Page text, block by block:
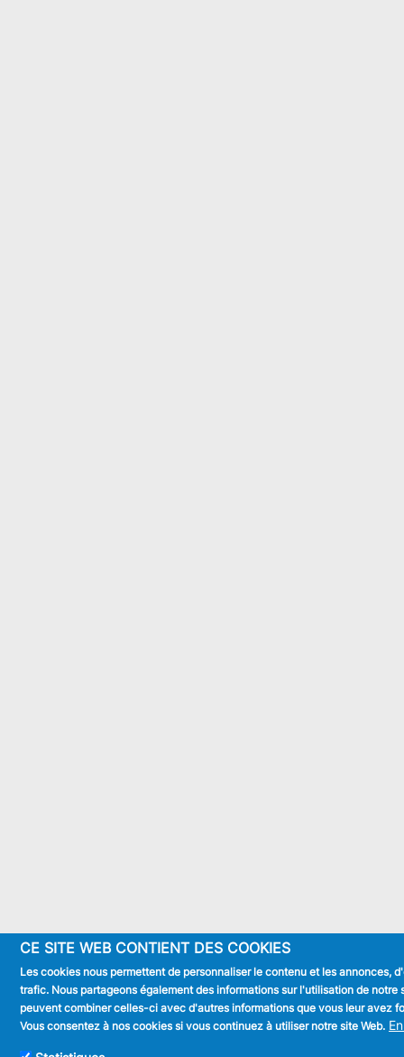
CE SITE WEB CONTIENT DES COOKIES
Les cookies nous permettent de personnaliser le contenu et les
trafic. Nous partageons également des informations sur l'utilisation de
peuvent combiner celles-ci avec d'autres informations que vous leur avez
Vous consentez à nos cookies si vous continuez à utiliser notre site Web.